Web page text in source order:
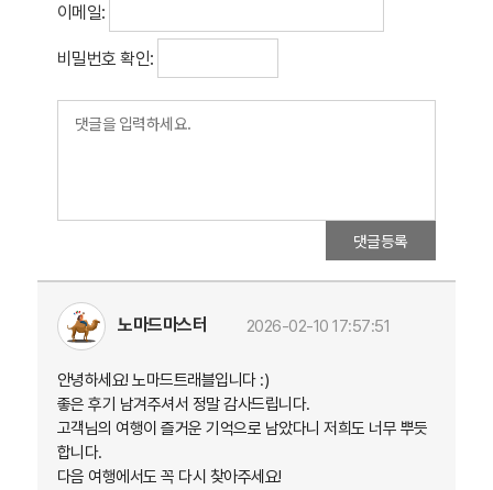
이메일:
비밀번호 확인:
댓글등록
노마드마스터 2026-02-10 17:57:51
안녕하세요! 노마드트래블입니다 :)
좋은 후기 남겨주셔서 정말 감사드립니다.
고객님의 여행이 즐거운 기억으로 남았다니 저희도 너무 뿌듯
합니다.
다음 여행에서도 꼭 다시 찾아주세요!